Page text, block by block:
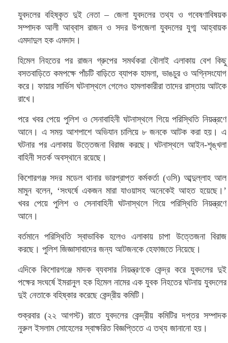
যুবদলের বহিষ্কৃত দুই নেতা – জেলা যুবদলের তথ্য ও গবেষণাবিষয়ক
সম্পাদক আলী আব্বাস রাজন ও সদর উপজেলা যুবদলের যুগ্ম আহ্বায়ক
এমদাদুল হক এমদাদ।
হিমেল নিহতের পর রাজন গ্রুপের সমর্থকরা বৌলাই এলাকায় বেশ কিছু
বসতবাড়িতে কমপক্ষে পাঁচটি বাড়িতে ব্যাপক হামলা, ভাঙচুর ও অগ্নিসংযোগ
করে। ফায়ার সার্ভিস ঘটনাস্থলে গেলেও হামলাকারীরা তাদের রাস্তায় আটকে
রাখে।
পরে খবর পেয়ে পুলিশ ও সেনাবাহিনী ঘটনাস্থলে গিয়ে পরিস্থিতি নিয়ন্ত্রণে
আনে। এ সময় আশপাশে অভিযান চালিয়ে ৮ জনকে আটক করা হয়। এ
ঘটনার পর এলাকায় উত্তেজনা বিরাজ করছে। ঘটনাস্থলে আইন-শৃঙ্খলা
বাহিনী সতর্ক অবস্থানে রয়েছে।
কিশোরগঞ্জ সদর মডেল থানার ভারপ্রাপ্ত কর্মকর্তা (ওসি) আব্দুল্লাহ আল
মামুন বলেন, ‘সংঘর্ষে একজন মারা যাওয়াসহ অনেকেই আহত হয়েছে।’
খবর পেয়ে পুলিশ ও সেনাবাহিনী ঘটনাস্থলে গিয়ে পরিস্থিতি নিয়ন্ত্রণে
আনে।
বর্তমানে পরিস্থিতি স্বাভাবিক হলেও এলাকায় চাপা উত্তেজনা বিরাজ
করছে। পুলিশ জিজ্ঞাসাবাদের জন্য আটজনকে হেফাজতে নিয়েছে।
এদিকে কিশোরগঞ্জে মাদক ব্যবসার নিয়ন্ত্রণকে কেন্দ্র করে যুবদলের দুই
পক্ষের সংঘর্ষে ইমরানুল হক হিমেল নামের এক যুবক নিহতের ঘটনায় যুবদলের
দুই নেতাকে বহিষ্কার করেছে কেন্দ্রীয় কমিটি।
শুক্রবার (২২ আগস্ট) রাতে যুবদলের কেন্দ্রীয় কমিটির দপ্তর সম্পাদক
নুরুল ইসলাম সোহেলের স্বাক্ষরিত বিজ্ঞপ্তিতে এ তথ্য জানানো হয়।